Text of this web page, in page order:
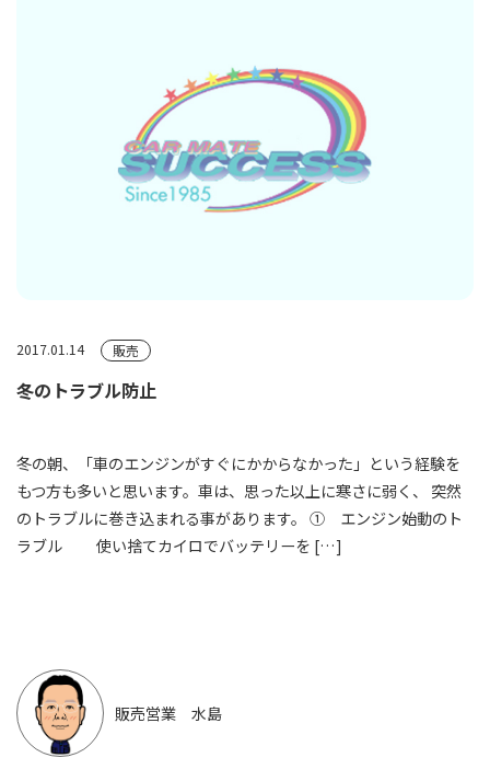
2017.01.14 販売
冬のトラブル防止
冬の朝、「車のエンジンがすぐにかからなかった」という経験を
もつ方も多いと思います。車は、思った以上に寒さに弱く、 突然
のトラブルに巻き込まれる事があります。 ① エンジン始動のト
ラブル 使い捨てカイロでバッテリーを […]
販売営業 水島